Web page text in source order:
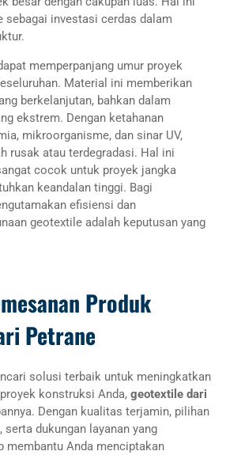
sebagai investasi cerdas dalam
memperpanjang umur proyek
Material ini memberikan
berkelanjutan, bahkan dalam
ekstrem. Dengan ketahanan
mikroorganisme, dan sinar UV,
rusak atau terdegradasi. Hal ini
cocok untuk proyek jangka
keandalan tinggi. Bagi
efisiensi dan
geotextile adalah keputusan yang
Produk
Petrane
solusi terbaik untuk meningkatkan
konstruksi Anda, geotextile dari
Dengan kualitas terjamin, pilihan
serta dukungan layanan yang
membantu Anda menciptakan